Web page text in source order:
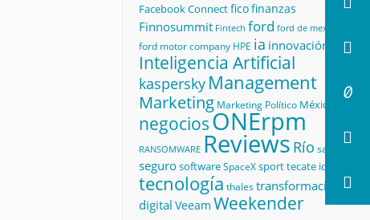
Facebook Connectficofinanzas
Finnosummit Fintech ford ford de mexico
ford motor company HPE ia innovación
Inteligencia Artificial
kaspersky Management
Marketing Marketing Político México
negociosONErpm
RANSOMWARE Reviews Río salud
segurosoftwareSpaceXsporttecate id
tecnología thalestransformación
digital Veeam Weekender